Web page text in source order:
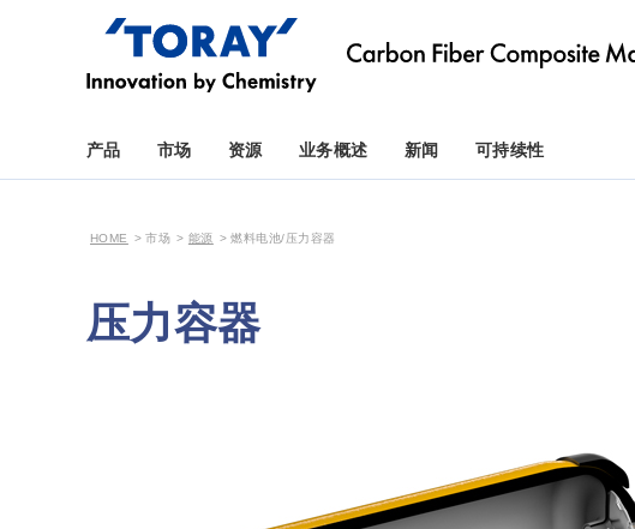
产品 市场 资源 业务概述 新闻 可持续性
HOME 市场 能源 燃料电池/压力容器
压力容器